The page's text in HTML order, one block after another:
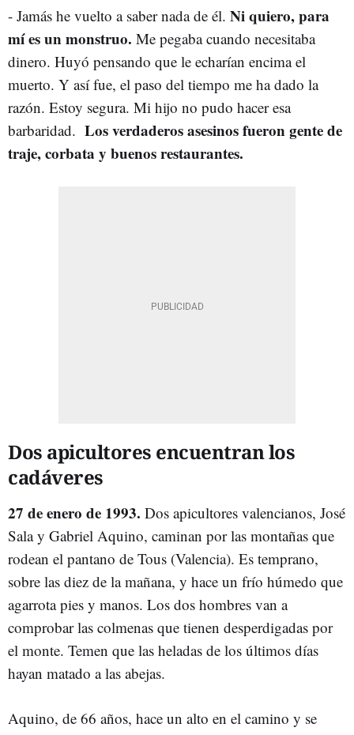
- Jamás he vuelto a saber nada de él. Ni quiero, para
mí es un monstruo. Me pegaba cuando necesitaba
dinero. Huyó pensando que le echarían encima el
muerto. Y así fue, el paso del tiempo me ha dado la
razón. Estoy segura. Mi hijo no pudo hacer esa
barbaridad. Los verdaderos asesinos fueron gente de
traje, corbata y buenos restaurantes.
Dos apicultores encuentran los
cadáveres
27 de enero de 1993. Dos apicultores valencianos, José
Sala y Gabriel Aquino, caminan por las montañas que
rodean el pantano de Tous (Valencia). Es temprano,
sobre las diez de la mañana, y hace un frío húmedo que
agarrota pies y manos. Los dos hombres van a
comprobar las colmenas que tienen desperdigadas por
el monte. Temen que las heladas de los últimos días
hayan matado a las abejas.
Aquino, de 66 años, hace un alto en el camino y se